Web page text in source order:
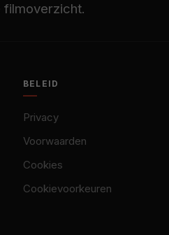
filmoverzicht.
BELEID
Privacy
Voorwaarden
Cookies
Cookievoorkeuren